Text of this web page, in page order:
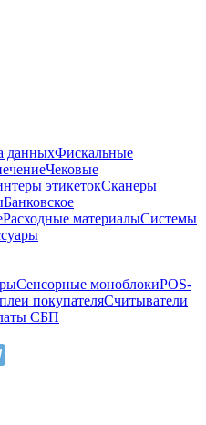
данныхФискальные
Чековые
этикетокСканеры
Банковское
Расходные материалыСистемы
Сенсорные моноблокиPOS-
покупателяСчитыватели
СБП